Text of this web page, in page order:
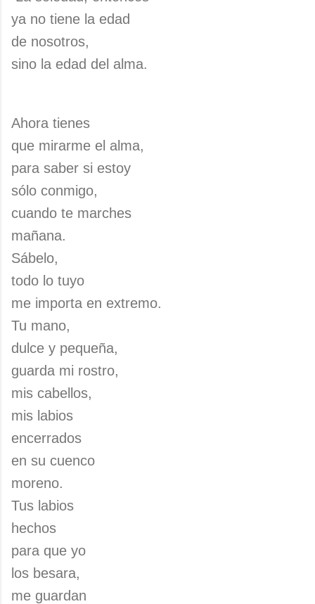
ya no tiene la edad
de nosotros,
sino la edad del alma.
Ahora tienes
que mirarme el alma,
para saber si estoy
sólo conmigo,
cuando te marches
mañana.
Sábelo,
todo lo tuyo
me importa en extremo.
Tu mano,
dulce y pequeña,
guarda mi rostro,
mis cabellos,
mis labios
encerrados
en su cuenco
moreno.
Tus labios
hechos
para que yo
los besara,
me guardan